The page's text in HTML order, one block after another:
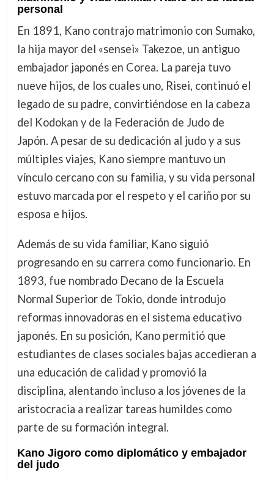
personal
En 1891, Kano contrajo matrimonio con Sumako,
la hija mayor del «sensei» Takezoe, un antiguo
embajador japonés en Corea. La pareja tuvo
nueve hijos, de los cuales uno, Risei, continuó el
legado de su padre, convirtiéndose en la cabeza
del Kodokan y de la Federación de Judo de
Japón. A pesar de su dedicación al judo y a sus
múltiples viajes, Kano siempre mantuvo un
vínculo cercano con su familia, y su vida personal
estuvo marcada por el respeto y el cariño por su
esposa e hijos.
Además de su vida familiar, Kano siguió
progresando en su carrera como funcionario. En
1893, fue nombrado Decano de la Escuela
Normal Superior de Tokio, donde introdujo
reformas innovadoras en el sistema educativo
japonés. En su posición, Kano permitió que
estudiantes de clases sociales bajas accedieran a
una educación de calidad y promovió la
disciplina, alentando incluso a los jóvenes de la
aristocracia a realizar tareas humildes como
parte de su formación integral.
Kano Jigoro como diplomático y embajador
del judo